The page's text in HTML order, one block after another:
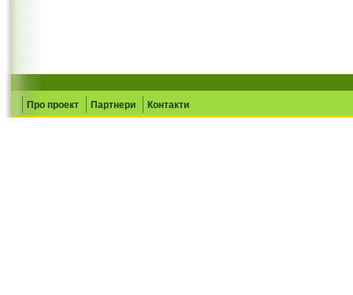
Про проект Партнери Контакти